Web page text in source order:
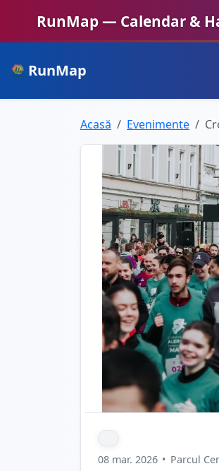
RunMap — Calendar &
RunMap
Acasă Evenimente
08 mar. 2026 • Parcul